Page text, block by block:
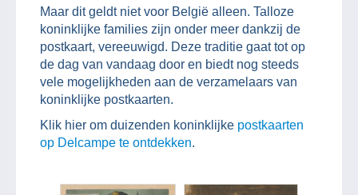
Maar dit geldt niet voor België alleen. Talloze
koninklijke families zijn onder meer dankzij de
postkaart, vereeuwigd. Deze traditie gaat tot op
de dag van vandaag door en biedt nog steeds
vele mogelijkheden aan de verzamelaars van
koninklijke postkaarten.
Klik hier om duizenden koninklijke postkaarten
op Delcampe te ontdekken.